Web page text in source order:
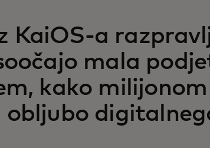
KaiOS-a
mala
kako milijonom